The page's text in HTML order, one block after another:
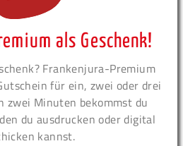
als Geschenk!
Frankenjura-Premium
für ein, zwei oder drei
zwei Minuten bekommst du
du ausdrucken oder digital
kannst.